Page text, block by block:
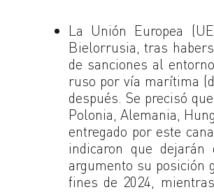
La Unión Europea
Bielorrusia, tras
de sanciones al
ruso por vía marítima
después. Se precisó
Polonia, Alemania,
entregado por este
indicaron que
argumento su posición
fines de 2024,